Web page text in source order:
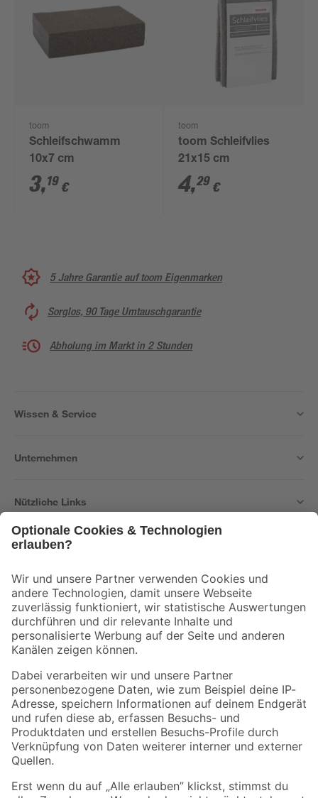
toom
Schleifschwamm
10x7 cm
3,19 €
toom
toom Schleifvlies
21x15 cm
4,29 €
5 Jahre Garantie auf toom Eigenmarken
Sorglos, 90 Tage Umtauschgarantie
Abholung im Markt in 2 Stunden
Wissen & Service
Unternehmen
Nützliche Links
Der toom Newsletter: Keine Angebote und Aktionen mehr verpassen!
Zur Newsletter Anmeldung
Folge uns
Zahlungsarten Versandarten
Sicher einkaufen